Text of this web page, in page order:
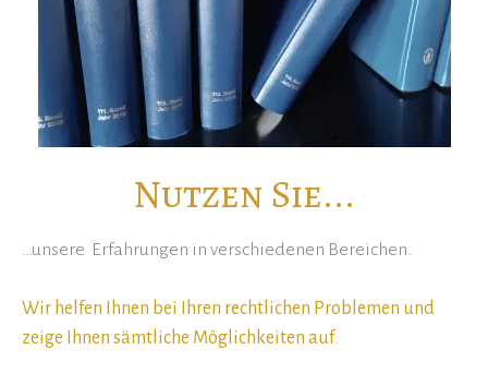
Nutzen Sie...
…unsere Erfahrungen in verschiedenen Bereichen.
Wir helfen Ihnen bei Ihren rechtlichen Problemen und
zeige Ihnen sämtliche Möglichkeiten auf.